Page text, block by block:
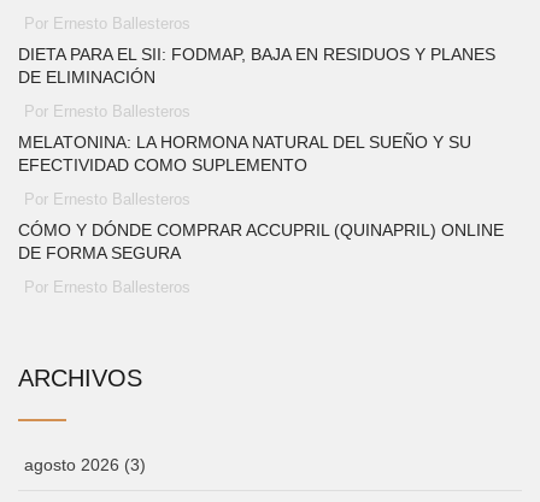
Por Ernesto Ballesteros
DIETA PARA EL SII: FODMAP, BAJA EN RESIDUOS Y PLANES
DE ELIMINACIÓN
Por Ernesto Ballesteros
MELATONINA: LA HORMONA NATURAL DEL SUEÑO Y SU
EFECTIVIDAD COMO SUPLEMENTO
Por Ernesto Ballesteros
CÓMO Y DÓNDE COMPRAR ACCUPRIL (QUINAPRIL) ONLINE
DE FORMA SEGURA
Por Ernesto Ballesteros
ARCHIVOS
agosto 2026 (3)